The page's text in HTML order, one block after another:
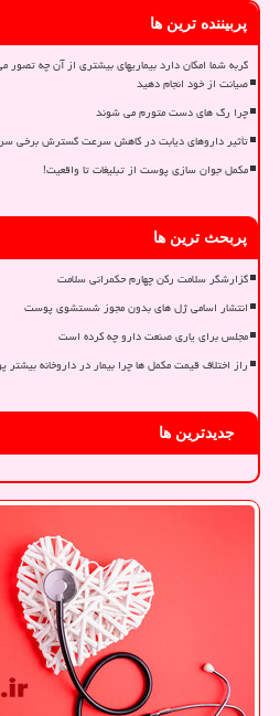
پربیننده ترین ها
گربه شما امکان دارد بیماریهای بیشتری از آن چه تصور
صیانت از خود انجام دهید
چرا رگ های دست متورم می شوند
تأثیر داروهای دیابت در کاهش سرعت گسترش برخی
مکمل جوان سازی پوست از تبلیغات تا واقعیت!
پربحث ترین ها
گزارشگر سلامت رکن چهارم حکمرانی سلامت
انتشار اسامی ژل های بدون مجوز شستشوی پوست
مجلس برای یاری صنعت دارو چه کرده است
راز اختلاف قیمت مکمل ها چرا بیمار در داروخانه
جدیدترین ها